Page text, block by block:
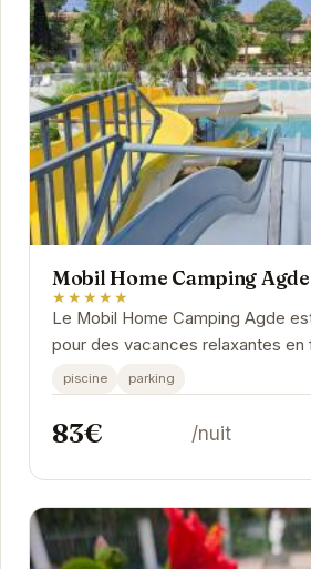
Mobil Home Camping Agde
★★★★★
Le Mobil Home Camping Agde
pour des vacances relaxantes en
amis. Situé à Agde, ce camping
piscine parking
83€ /nuit